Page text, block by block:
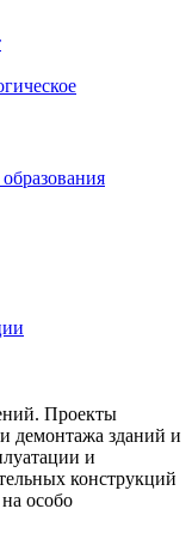
Проекты
демонтажа зданий и
и
конструкций
особо